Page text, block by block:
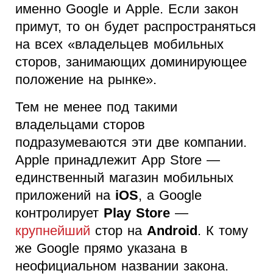
именно Google и Apple. Если закон
примут, то он будет распространяться
на всех «владельцев мобильных
сторов, занимающих доминирующее
положение на рынке».
Тем не менее под такими
владельцами сторов
подразумеваются эти две компании.
Apple принадлежит App Store —
единственный магазин мобильных
приложений наiOS, а Google
контролирует Play Store —
крупнейший стор на Android . К тому
же Google прямо указана в
неофициальном названии закона.